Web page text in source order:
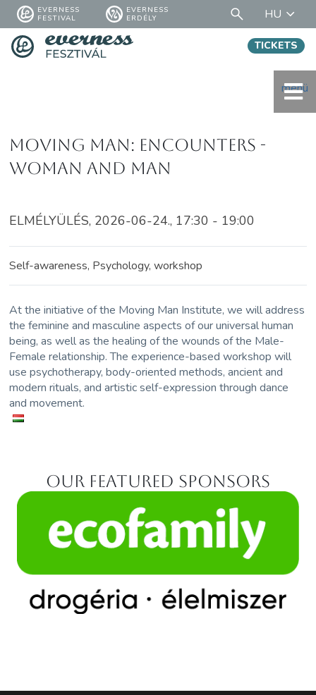
EVERNESS
FESTIVAL
EVERNESS
ERDÉLY
HU
menü
TICKETS
Moving Man: Encounters -
Woman and Man
ELMÉLYÜLÉS, 2026-06-24., 17:30 - 19:00
Self-awareness, Psychology, workshop
At the initiative of the Moving Man Institute, we will address
the feminine and masculine aspects of our universal human
being, as well as the healing of the wounds of the Male-
Female relationship. The experience-based workshop will
use psychotherapy, body-oriented methods, ancient and
modern rituals, and artistic self-expression through dance
and movement.
Our featured sponsors